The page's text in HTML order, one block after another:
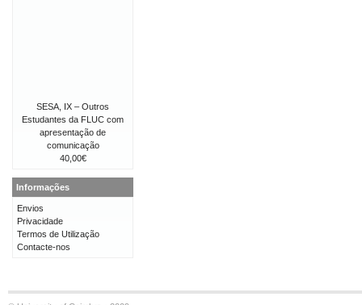
SESA, IX – Outros
Estudantes da FLUC com
apresentação de
comunicação
40,00€
Informações
Envios
Privacidade
Termos de Utilização
Contacte-nos